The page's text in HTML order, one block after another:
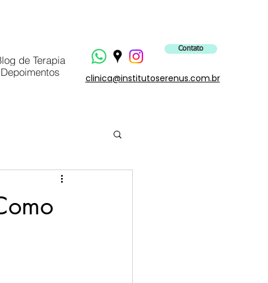
de Terapia
Depoimentos
Contato
clinica@institutoserenus.com.br